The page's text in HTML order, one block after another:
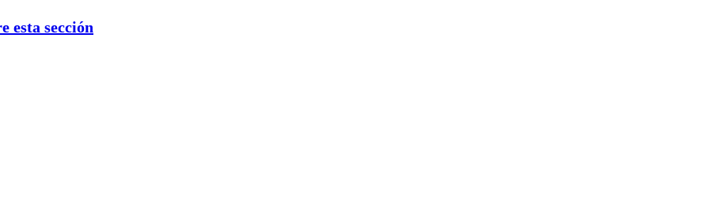
esta sección